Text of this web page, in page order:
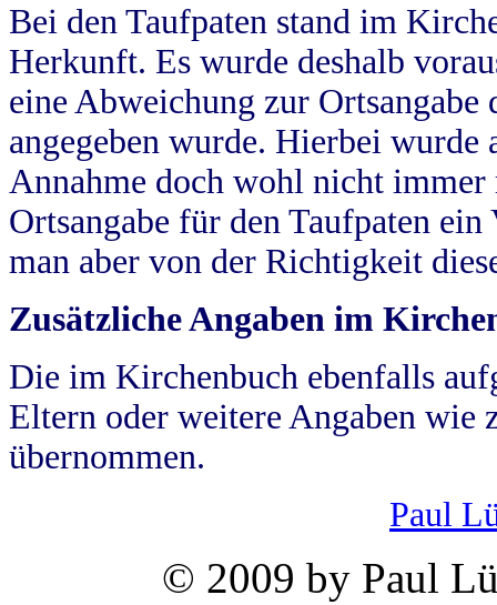
Bei den Taufpaten stand im
Herkunft. Es wurde deshalb
eine Abweichung zur
angegeben wurde. Hierbei wurde
Annahme doch wohl nicht
Ortsangabe für den Taufpaten
man aber von der Richtigkeit
Zusätzliche Angaben im
Die im Kirchenbuch ebenfalls
Eltern oder weitere Angaben wie
übernommen.
Paul
© 2009 by Paul